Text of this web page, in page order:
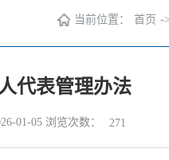
当前位置： 首页 ->
代表管理办法
01-05 浏览次数： 271